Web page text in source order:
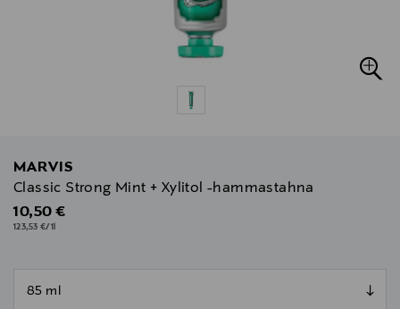
MARVIS
Classic Strong Mint + Xylitol -hammastahna
Original Price
10,50 €
123,53 €/1l
null